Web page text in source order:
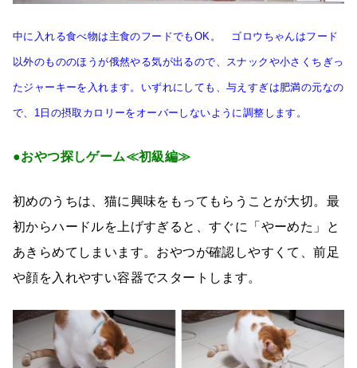
中に入れる食べ物は主食のフードでもOK。 ゴロウちゃんはフード
以外のもののほうが俄然やる気が出るので、スナックや小さくちぎっ
たジャーキーを入れます。いずれにしても、与えすぎは肥満の元なの
で、1日の摂取カロリーをオーバーしないように調整します。
●おやつ探しゲーム≪初級編≫
初めのうちは、猫に興味をもってもらうことが大切。最
初からハードルを上げすぎると、すぐに「やーめた」と
あきらめてしまいます。おやつが確認しやすくて、前足
や顔を入れやすい容器でスタートします。